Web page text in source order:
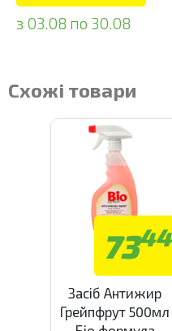
з 03.08 по 30.08
Схожі товари
7344
Засіб Антижир
Грейпфрут 500мл